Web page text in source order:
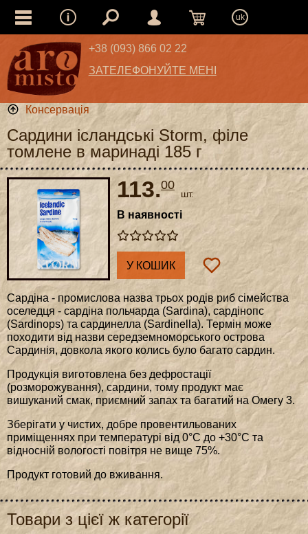
uk
+38 (093) 866 02 22
ЗАТЕЛЕФОНУЙТЕ МЕНІ
Консервація
Сардини ісландські Storm, філе
томлене в маринаді 185 г
113.00
шт.
В наявності
У КОШИК
Сардіна - промислова назва трьох родів риб сімейства
оселедця - сардіна польчарда (Sardina), сардінопс
(Sardinops) та сардинелла (Sardinella). Термін може
походити від назви середземноморського острова
Сардинія, довкола якого колись було багато сардин.
Продукція виготовлена без дефростації
(розморожування), сардини, тому продукт має
вишуканий смак, приємний запах та багатий на Омегу 3.
Зберігати у чистих, добре провентильованих
приміщеннях при температурі від 0°С до +30°С та
відносній вологості повітря не вище 75%.
Продукт готовий до вживання.
Товари з цієї ж категорії